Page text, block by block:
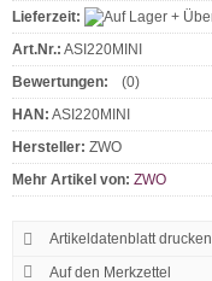
Lieferzeit:
Art.Nr.: ASI220MINI
Bewertungen:
(0)
HAN: ASI220MINI
Hersteller: ZWO
Mehr Artikel von: ZWO
Artikeldatenblatt drucken